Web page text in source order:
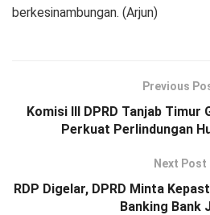
berkesinambungan. (Arjun)
Previous
Komisi III DPRD Tanjab Timur
Perkuat Perlindungan
Next Post
RDP Digelar, DPRD Minta
Banking Bank